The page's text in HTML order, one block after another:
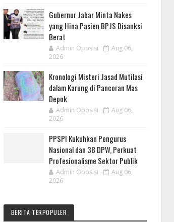
Gubernur Jabar Minta Nakes
yang Hina Pasien BPJS Disanksi
Berat
Admin Oposisi
Aug 06,
2026
Kronologi Misteri Jasad Mutilasi
dalam Karung di Pancoran Mas
Depok
Admin Oposisi
Aug 06,
2026
PPSPI Kukuhkan Pengurus
Nasional dan 38 DPW, Perkuat
Profesionalisme Sektor Publik
Admin Oposisi
Aug 06,
2026
BERITA TERPOPULER